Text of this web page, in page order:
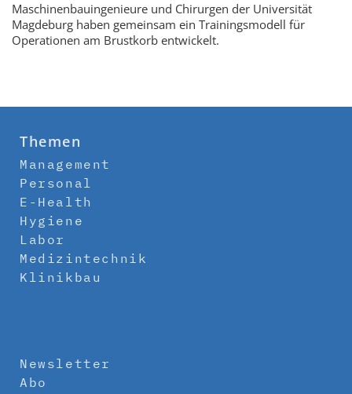
Maschinenbauingenieure und Chirurgen der Universität
Magdeburg haben gemeinsam ein Trainingsmodell für
Operationen am Brustkorb entwickelt.
Themen
Management
Personal
E-Health
Hygiene
Labor
Medizintechnik
Klinikbau
Newsletter
Abo